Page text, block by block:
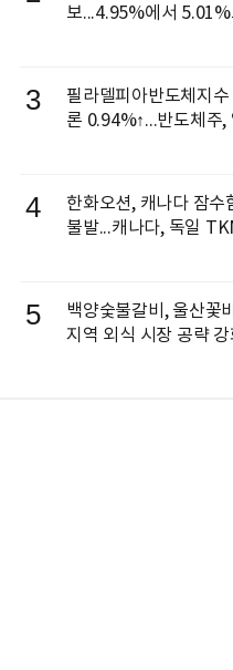
보...4.95%에서 5.01%
3
필라델피아반도체지
론 0.94%↑...반도체주,
4
한화오션, 캐나다 잠수
불발...캐나다, 독일
5
백양숯불갈비, 울산꽃
지역 외식 시장 공략 강